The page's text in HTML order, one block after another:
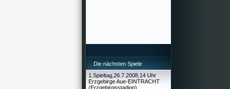
Die nächsten Spiele
1.Spieltag,26.7.2008,14 Uhr
Erzgebirge Aue-EINTRACHT
(Erzgebirgsstadion)